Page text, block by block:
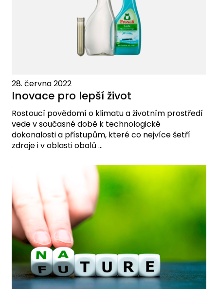
Inovace pro lepší život
28. června 2022
Rostoucí povědomí o klimatu a životním prostředí
vede v současné době k technologické
dokonalosti a přístupům, které co nejvíce šetří
zdroje i v oblasti obalů ...